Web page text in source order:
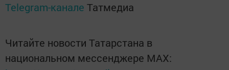
Telegram-канале Татмедиа
Читайте новости Татарстана в
национальном мессенджере MАХ: